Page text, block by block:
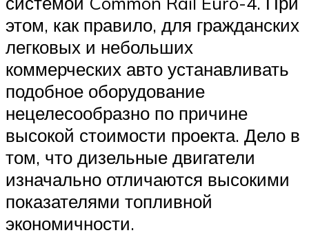
этом, как правило, для гражданских
легковых и небольших
коммерческих авто устанавливать
подобное оборудование
нецелесообразно по причине
высокой стоимости проекта. Дело в
том, что дизельные двигатели
изначально отличаются высокими
показателями топливной
экономичности.